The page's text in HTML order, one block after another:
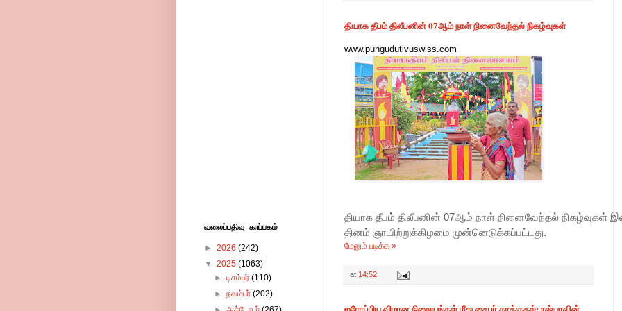
தியாக தீபம் திலீபனின் 07ஆம் நாள் நினைவேந்தல் நிகழ்வுகள்
www.pungudutivuswiss.com
தியாக தீபம் திலீபனின் 07ஆம் நாள் நினைவேந்தல் நிகழ்வுகள்
தினம் ஞாயிற்றுக்கிழமை முன்னெடுக்கப்பட்டது.
மேலும் படிக்க »
at 14:52
வலைப்பதிவு காப்பகம்
► 2026 (242)
▼ 2025 (1063)
► டிசம்பர் (110)
► நவம்பர் (202)